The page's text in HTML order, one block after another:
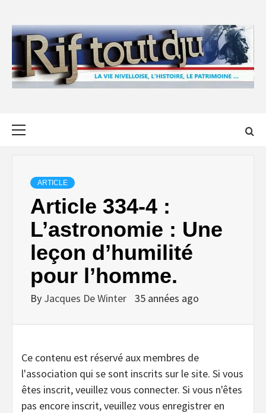
content
ARTICLE
Article 334-4 :
L’astronomie : Une
leçon d’humilité
pour l’homme.
By Jacques De Winter 35 années ago
Ce contenu est réservé aux membres de
l'association qui se sont inscrits sur le site. Si vous
êtes inscrit, veuillez vous connecter. Si vous n'êtes
pas encore inscrit, veuillez vous enregistrer en